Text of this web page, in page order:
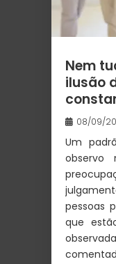
Nem
ilusão
08/09/
Um
pessoas
que